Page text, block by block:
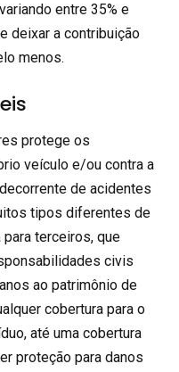
entre 35% e
deixar a contribuição
menos.
protege os
veículo e/ou contra a
de acidentes
tipos diferentes de
para terceiros, que
civis
ao patrimônio de
cobertura para o
até uma cobertura
proteção para danos